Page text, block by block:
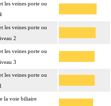
les veines porte ou
les veines porte ou
2
les veines porte ou
3
les veines porte ou
la voie biliaire